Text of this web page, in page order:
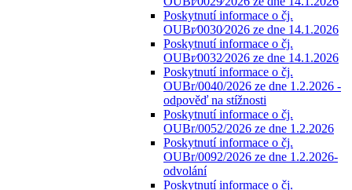
Poskytnutí informace o čj.
OUBr⁄0030⁄2026 ze dne 14.1.2026
Poskytnutí informace o čj.
OUBr⁄0032⁄2026 ze dne 14.1.2026
Poskytnutí informace o čj.
OUBr/0040/2026 ze dne 1.2.2026 -
odpověď na stížnosti
Poskytnutí informace o čj.
OUBr/0052/2026 ze dne 1.2.2026
Poskytnutí informace o čj.
OUBr/0092/2026 ze dne 1.2.2026-
odvolání
Poskytnutí informace o čj.